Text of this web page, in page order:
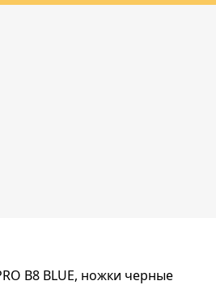
B8 BLUE, ножки черные